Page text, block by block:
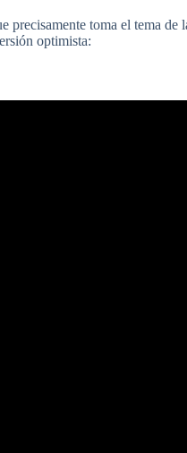
precisamente toma el tema
optimista: